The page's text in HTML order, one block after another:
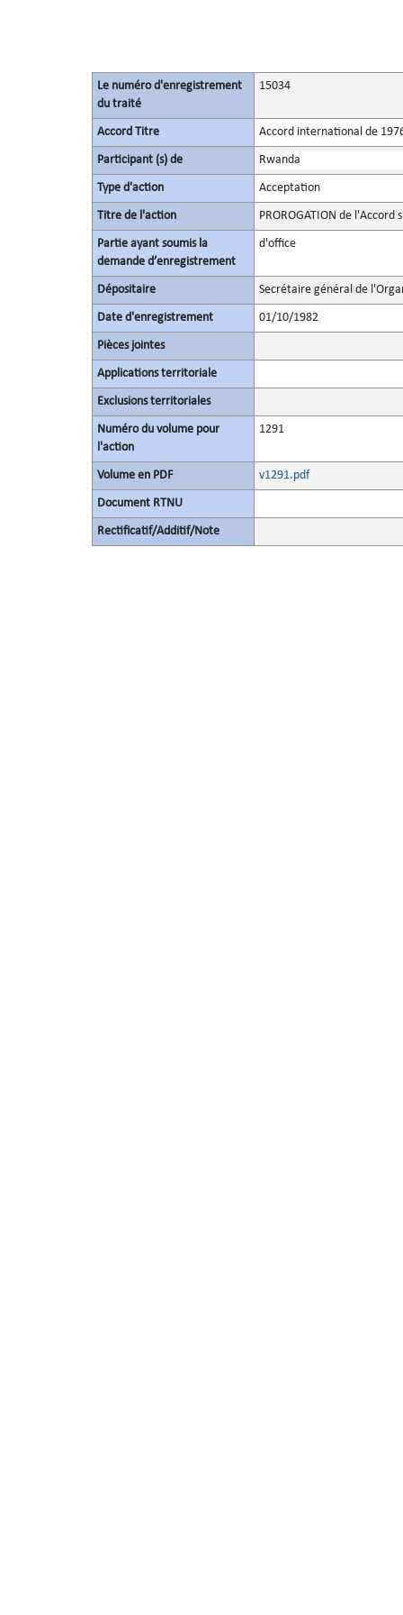
Le numéro d'enregistrement
du traité
15034
Accord Titre Accord international de
Participant (s) de Rwanda
Type d'action Acceptation
Titre de l'action PROROGATION de l'Accord
Partie ayant soumis la
demande d’enregistrement
d'office
Dépositaire Secrétaire général de
Date d'enregistrement 01/10/1982
Pièces jointes
Applications territoriale
Exclusions territoriales
Numéro du volume pour
l'action
1291
Volume en PDF v1291.pdf
Document RTNU
Rectificatif/Additif/Note